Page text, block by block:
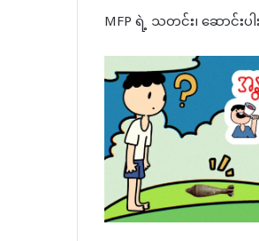
MFP ရဲ့ သတင်း၊ ဆော